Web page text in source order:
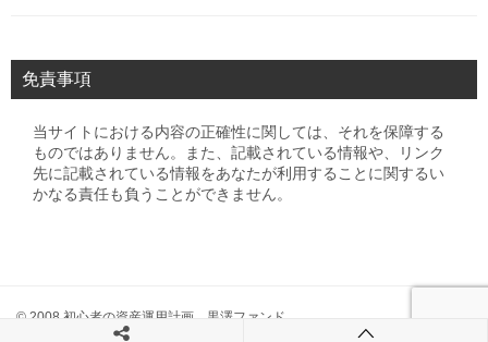
免責事項
当サイトにおける内容の正確性に関しては、それを保障する
ものではありません。また、記載されている情報や、リンク
先に記載されている情報をあなたが利用することに関するい
かなる責任も負うことができません。
© 2008 初心者の資産運用計画 黒澤ファンド